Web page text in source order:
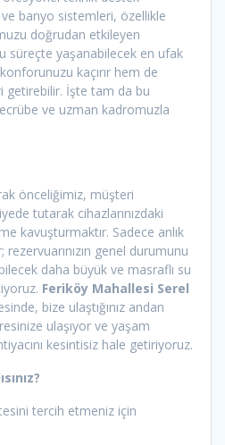
ve banyo sistemleri, özellikle
doğrudan etkileyen
süreçte yaşanabilecek en ufak
kaçırır hem de
getirebilir. İşte tam da bu
ve uzman kadromuzla
önceliğimiz, müşteri
tutarak cihazlarınızdaki
kavuşturmaktır. Sadece anlık
genel durumunu
daha büyük ve masraflı su
Feriköy Mahallesi Serel
bize ulaştığınız andan
ulaşıyor ve yaşam
kesintisiz hale getiriyoruz.
tercih etmeniz için